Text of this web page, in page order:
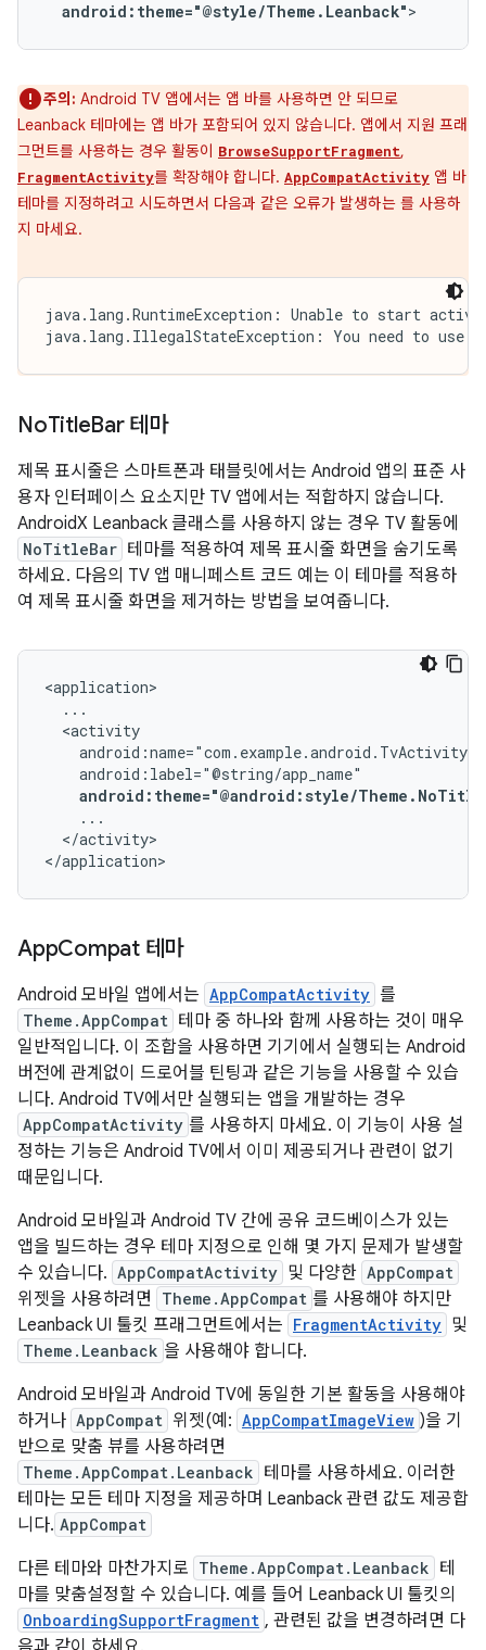
android:theme="@style/Theme.Leanback">
주의: Android TV 앱에서는 앱 바를 사용하면 안 되므로
Leanback 테마에는 앱 바가 포함되어 있지 않습니다. 앱에서 지원 프래
그먼트를 사용하는 경우 활동이 BrowseSupportFragment,
FragmentActivity를 확장해야 합니다. AppCompatActivity 앱 바
테마를 지정하려고 시도하면서 다음과 같은 오류가 발생하는 를 사용하
지 마세요.
java.lang.RuntimeException: Unable to start
java.lang.IllegalStateException: You need to use
NoTitleBar 테마
제목 표시줄은 스마트폰과 태블릿에서는 Android 앱의 표준 사
용자 인터페이스 요소지만 TV 앱에서는 적합하지 않습니다.
AndroidX Leanback 클래스를 사용하지 않는 경우 TV 활동에
NoTitleBar 테마를 적용하여 제목 표시줄 화면을 숨기도록
하세요. 다음의 TV 앱 매니페스트 코드 예는 이 테마를 적용하
여 제목 표시줄 화면을 제거하는 방법을 보여줍니다.
android:theme="@android:style/
</activity>
</application>
AppCompat 테마
Android 모바일 앱에서는 AppCompatActivity 를
Theme.AppCompat 테마 중 하나와 함께 사용하는 것이 매우
일반적입니다. 이 조합을 사용하면 기기에서 실행되는 Android
버전에 관계없이 드로어블 틴팅과 같은 기능을 사용할 수 있습
니다. Android TV에서만 실행되는 앱을 개발하는 경우
AppCompatActivity 를 사용하지 마세요. 이 기능이 사용 설
정하는 기능은 Android TV에서 이미 제공되거나 관련이 없기
때문입니다.
Android 모바일과 Android TV 간에 공유 코드베이스가 있는
앱을 빌드하는 경우 테마 지정으로 인해 몇 가지 문제가 발생할
수 있습니다. AppCompatActivity 및 다양한 AppCompat
위젯을 사용하려면 Theme.AppCompat 를 사용해야 하지만
Leanback UI 툴킷 프래그먼트에서는 FragmentActivity 및
Theme.Leanback 을 사용해야 합니다.
Android 모바일과 Android TV에 동일한 기본 활동을 사용해야
하거나 AppCompat 위젯(예: AppCompatImageView )을 기
반으로 맞춤 뷰를 사용하려면
Theme.AppCompat.Leanback 테마를 사용하세요. 이러한
테마는 모든 테마 지정을 제공하며 Leanback 관련 값도 제공합
니다. AppCompat
다른 테마와 마찬가지로 Theme.AppCompat.Leanback 테
마를 맞춤설정할 수 있습니다. 예를 들어 Leanback UI 툴킷의
OnboardingSupportFragment , 관련된 값을 변경하려면 다